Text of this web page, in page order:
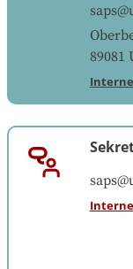
89081